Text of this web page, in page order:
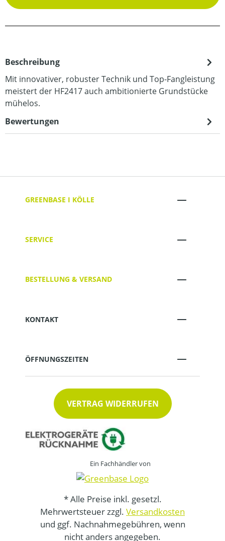
Beschreibung
Mit innovativer, robuster Technik und Top-Fangleistung
meistert der HF2417 auch ambitionierte Grundstücke
mühelos.
Bewertungen
GREENBASE I KÖLLE
SERVICE
BESTELLUNG & VERSAND
KONTAKT
ÖFFNUNGSZEITEN
VERTRAG WIDERRUFEN
Ein Fachhändler von
* Alle Preise inkl. gesetzl.
Mehrwertsteuer zzgl. Versandkosten
und ggf. Nachnahmegebühren, wenn
nicht anders angegeben.